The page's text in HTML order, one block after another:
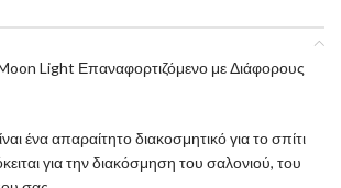
Light Επαναφορτιζόμενο με Διάφορους
ένα απαραίτητο διακοσμητικό για το σπίτι
για την διακόσμηση του σαλονιού, του